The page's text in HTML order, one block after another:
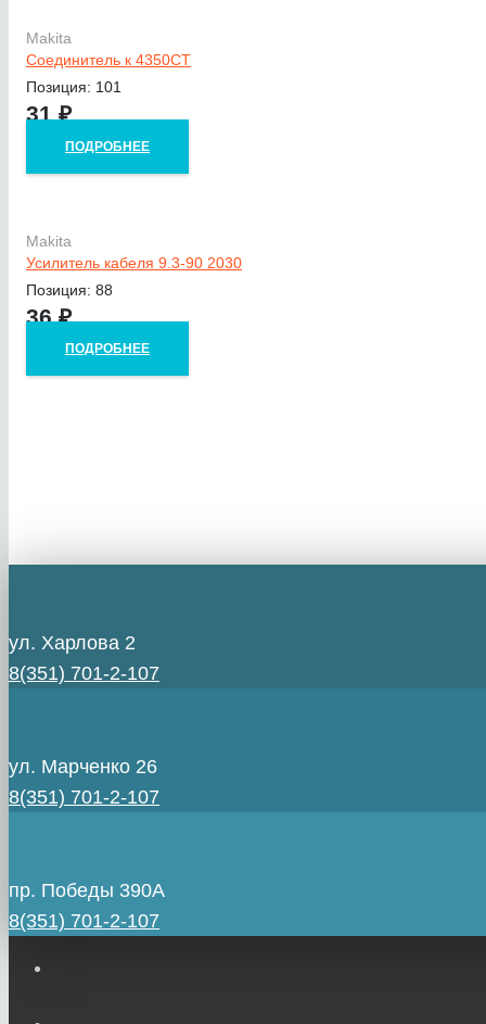
Makita
Соединитель к 4350CT
Позиция: 101
31₽
ПОДРОБНЕЕ
Makita
Усилитель кабеля 9.3-90 2030
Позиция: 88
36₽
ПОДРОБНЕЕ
ул. Харлова 2
8(351) 701-2-107
ул. Марченко 26
8(351) 701-2-107
пр. Победы 390А
8(351) 701-2-107